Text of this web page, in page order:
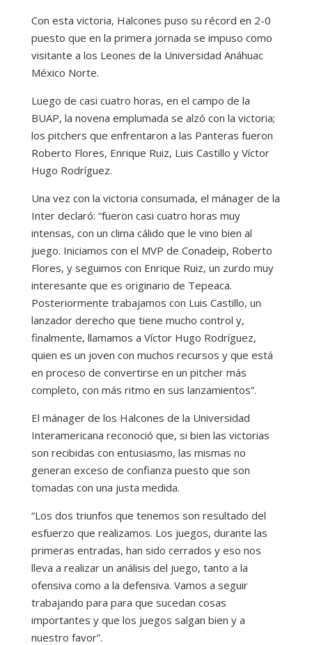
Con esta victoria, Halcones puso su récord en 2-0
puesto que en la primera jornada se impuso como
visitante a los Leones de la Universidad Anáhuac
México Norte.
Luego de casi cuatro horas, en el campo de la
BUAP, la novena emplumada se alzó con la victoria;
los pitchers que enfrentaron a las Panteras fueron
Roberto Flores, Enrique Ruiz, Luis Castillo y Víctor
Hugo Rodríguez.
Una vez con la victoria consumada, el mánager de la
Inter declaró: “fueron casi cuatro horas muy
intensas, con un clima cálido que le vino bien al
juego. Iniciamos con el MVP de Conadeip, Roberto
Flores, y seguimos con Enrique Ruiz, un zurdo muy
interesante que es originario de Tepeaca.
Posteriormente trabajamos con Luis Castillo, un
lanzador derecho que tiene mucho control y,
finalmente, llamamos a Víctor Hugo Rodríguez,
quien es un joven con muchos recursos y que está
en proceso de convertirse en un pitcher más
completo, con más ritmo en sus lanzamientos”.
El mánager de los Halcones de la Universidad
Interamericana reconoció que, si bien las victorias
son recibidas con entusiasmo, las mismas no
generan exceso de confianza puesto que son
tomadas con una justa medida.
“Los dos triunfos que tenemos son resultado del
esfuerzo que realizamos. Los juegos, durante las
primeras entradas, han sido cerrados y eso nos
lleva a realizar un análisis del juego, tanto a la
ofensiva como a la defensiva. Vamos a seguir
trabajando para para que sucedan cosas
importantes y que los juegos salgan bien y a
nuestro favor”.